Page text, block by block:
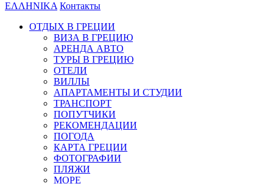
ΕΛΛΗΝΙΚΑ Контакты
ОТДЫХ В ГРЕЦИИ
ВИЗА В ГРЕЦИЮ
АРЕНДА АВТО
ТУРЫ В ГРЕЦИЮ
ОТЕЛИ
ВИЛЛЫ
АПАРТАМЕНТЫ И СТУДИИ
ТРАНСПОРТ
ПОПУТЧИКИ
РЕКОМЕНДАЦИИ
ПОГОДА
КАРТА ГРЕЦИИ
ФОТОГРАФИИ
ПЛЯЖИ
МОРЕ